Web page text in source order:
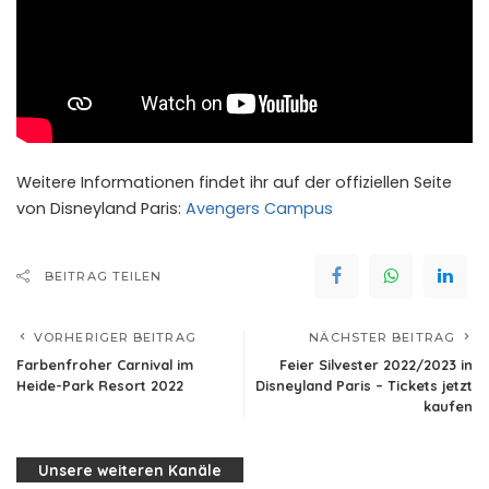
Weitere Informationen findet ihr auf der offiziellen Seite
von Disneyland Paris: Avengers Campus
BEITRAG TEILEN
VORHERIGER BEITRAG
Farbenfroher Carnival im
Heide-Park Resort 2022
NÄCHSTER BEITRAG
Feier Silvester 2022/2023 in
Disneyland Paris – Tickets jetzt
kaufen
Unsere weiteren Kanäle